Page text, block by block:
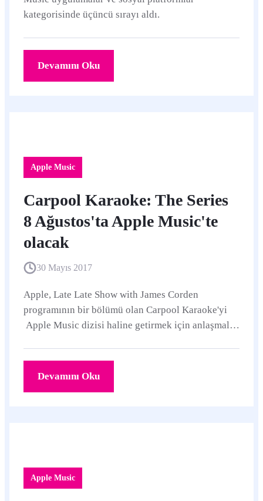
kategorisinde üçüncü sırayı aldı.
Devamını Oku
Apple Music
Carpool Karaoke: The Series
8 Ağustos'ta Apple Music'te
olacak
30 Mayıs 2017
Apple, Late Late Show with James Corden
programının bir bölümü olan Carpool Karaoke'yi
Apple Music dizisi haline getirmek için anlaşmalar
Devamını Oku
Apple Music